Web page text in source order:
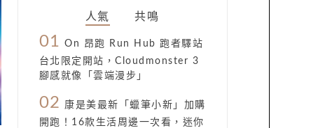
人氣 共鳴
01 On 昂跑 Run Hub 跑者驛站
台北限定開站，Cloudmonster 3
腳感就像「雲端漫步」
02
康是美最新「蠟筆小新」加購
開跑！16款生活周邊一次看，迷你